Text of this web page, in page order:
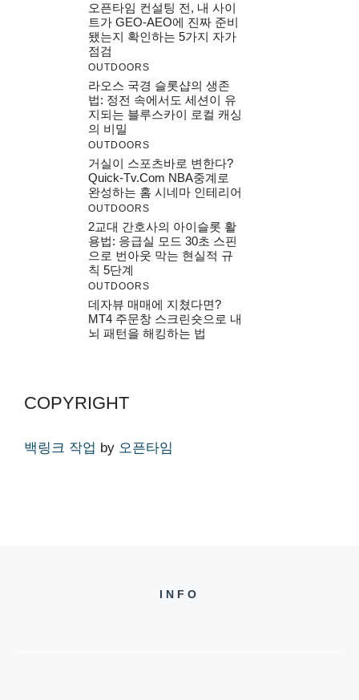
오픈타임 컨설팅 전, 내 사이
트가 GEO-AEO에 진짜 준비
됐는지 확인하는 5가지 자가
점검
OUTDOORS
라오스 국경 슬롯샵의 생존
법: 정전 속에서도 세션이 유
지되는 블루스카이 로컬 캐싱
의 비밀
OUTDOORS
거실이 스포츠바로 변한다?
Quick-Tv.com NBA중계로
완성하는 홈 시네마 인테리어
OUTDOORS
2교대 간호사의 아이슬롯 활
용법: 응급실 모드 30초 스핀
으로 번아웃 막는 현실적 규
칙 5단계
OUTDOORS
데자뷰 매매에 지쳤다면?
MT4 주문창 스크린숏으로 내
뇌 패턴을 해킹하는 법
COPYRIGHT
백링크 작업 by 오픈타임
INFO